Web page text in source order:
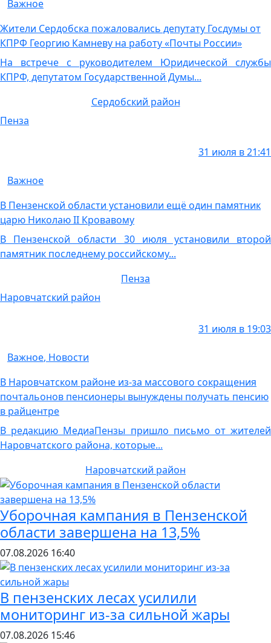
Важное
Жители Сердобска пожаловались депутату Госдумы от
КПРФ Георгию Камневу на работу «Почты России»
На встрече с руководителем Юридической службы
КПРФ, депутатом Государственной Думы...
Сердобский район
Пенза
31 июля в 21:41
Важное
В Пензенской области установили ещё один памятник
царю Николаю II Кровавому
В Пензенской области 30 июля установили второй
памятник последнему российскому...
Пенза
Наровчатский район
31 июля в 19:03
Важное, Новости
В Наровчатском районе из-за массового сокращения
почтальонов пенсионеры вынуждены получать пенсию
в райцентре
В редакцию МедиаПензы пришло письмо от жителей
Наровчатского района, которые...
Наровчатский район
Уборочная кампания в Пензенской
области завершена на 13,5%
07.08.2026 16:40
В пензенских лесах усилили
мониторинг из-за сильной жары
07.08.2026 15:46